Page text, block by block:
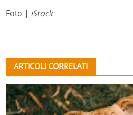
Foto | iStock
ARTICOLI CORRELATI